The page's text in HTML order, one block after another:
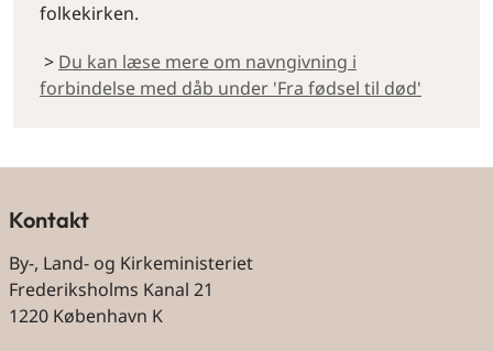
folkekirken.
> Du kan læse mere om navngivning i
forbindelse med dåb under 'Fra fødsel til død'
Kontakt
By-, Land- og Kirkeministeriet
Frederiksholms Kanal 21
1220 København K